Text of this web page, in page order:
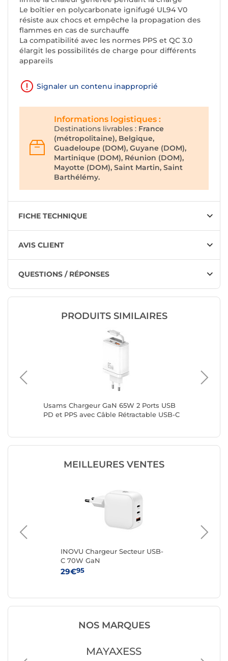
Le boîtier en polycarbonate ignifugé UL94 V0
résiste aux chocs et empêche la propagation des
flammes en cas de surchauffe
La compatibilité avec les normes PPS et QC 3.0
élargit les possibilités de charge pour différents
appareils
Signaler un contenu inapproprié
Informations logistiques :
Destinations livrables : France
(métropolitaine), Belgique,
Guadeloupe (DOM), Guyane (DOM),
Martinique (DOM), Réunion (DOM),
Mayotte (DOM), Saint Martin, Saint
Barthélémy.
FICHE TECHNIQUE
AVIS CLIENT
QUESTIONS / RÉPONSES
PRODUITS SIMILAIRES
Usams Chargeur GaN 65W 2 Ports USB
PD et PPS avec Câble Rétractable USB-C
MEILLEURES VENTES
INOVU Chargeur Secteur USB-
C 70W GaN
29€95
NOS MARQUES
MAYAXESS